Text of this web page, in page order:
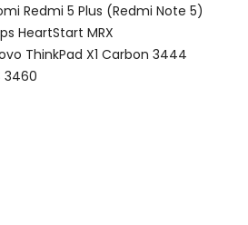
odzyskać całkowitą wartość
różnić od opisu.
Alternatywna bateria do Vivo
Redmi 5 Plus (Redmi Note 5)
HeartStart MRX
ThinkPad X1 Carbon 3444
3460